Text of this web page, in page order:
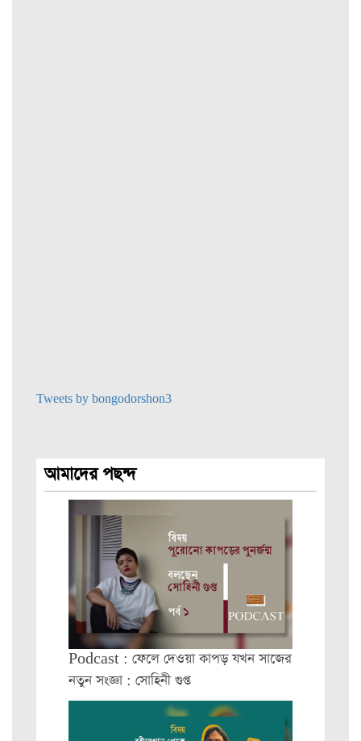
Tweets by bongodorshon3
আমাদের পছন্দ
Podcast : ফেলে দেওয়া কাপড় যখন সাজের
নতুন সংজ্ঞা : সোহিনী গুপ্ত